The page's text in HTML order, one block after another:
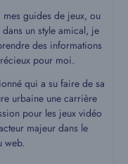
guides de jeux, ou
un style amical, je
des informations
pour moi.
qui a su faire de sa
urbaine une carrière
pour les jeux vidéo
majeur dans le
web.